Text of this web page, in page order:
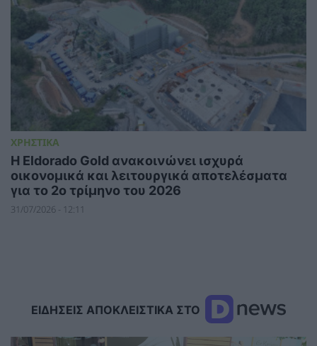
ΧΡΗΣΤΙΚΑ
Η Eldorado Gold ανακοινώνει ισχυρά
οικονομικά και λειτουργικά αποτελέσματα
για το 2ο τρίμηνο του 2026
31/07/2026 - 12:11
ΕΙΔΗΣΕΙΣ ΑΠΟΚΛΕΙΣΤΙΚΑ ΣΤΟ